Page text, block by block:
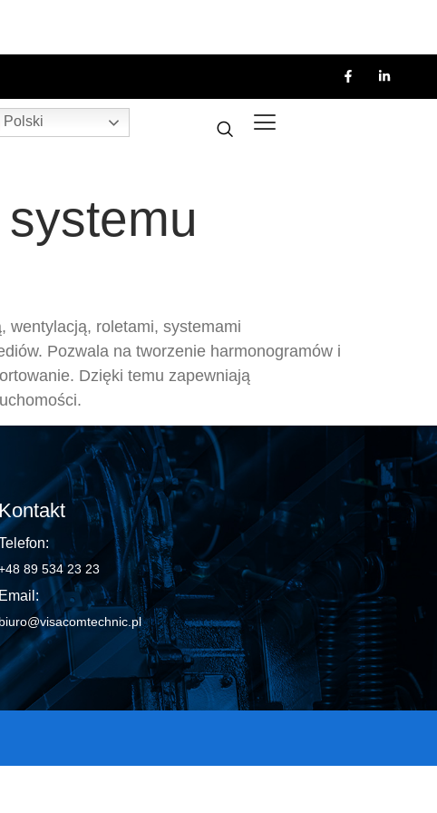
Polski
wentylacją, roletami, systemami
Pozwala na tworzenie harmonogramów i
Dzięki temu zapewniają
Kontakt
89 534 23 23
Email:
biuro@visacomtechnic.pl